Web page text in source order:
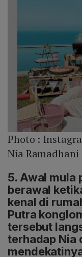
Photo :
Nia
5. Awal mula
berawal
kenal di
Putra
tersebut
terhadap Nia